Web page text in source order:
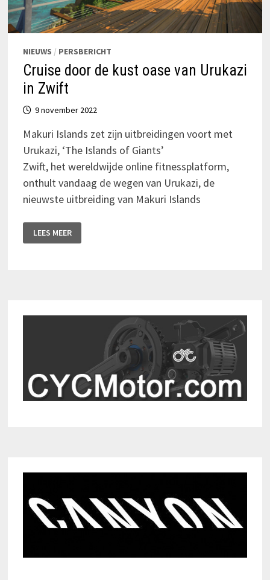
NIEUWS / PERSBERICHT
Cruise door de kust oase van Urukazi
in Zwift
9 november 2022
Makuri Islands zet zijn uitbreidingen voort met
Urukazi, ‘The Islands of Giants’
Zwift, het wereldwijde online fitnessplatform,
onthult vandaag de wegen van Urukazi, de
nieuwste uitbreiding van Makuri Islands
DOOR
DE
LEES MEER